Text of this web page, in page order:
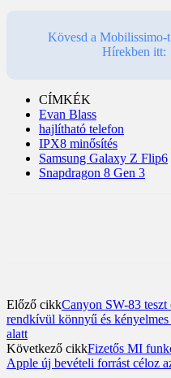
Kövesd a Mobilissimo-
Hírekben itt:
CÍMKÉK
Evan Blass
hajlítható telefon
IPX8 minősítés
Samsung Galaxy Z Flip6
Snapdragon 8 Gen 3
Előző cikkCanyon SW-83 teszt
rendkívül könnyű és
alatt
Következő cikkFizetős MI
Apple új bevételi forrást céloz